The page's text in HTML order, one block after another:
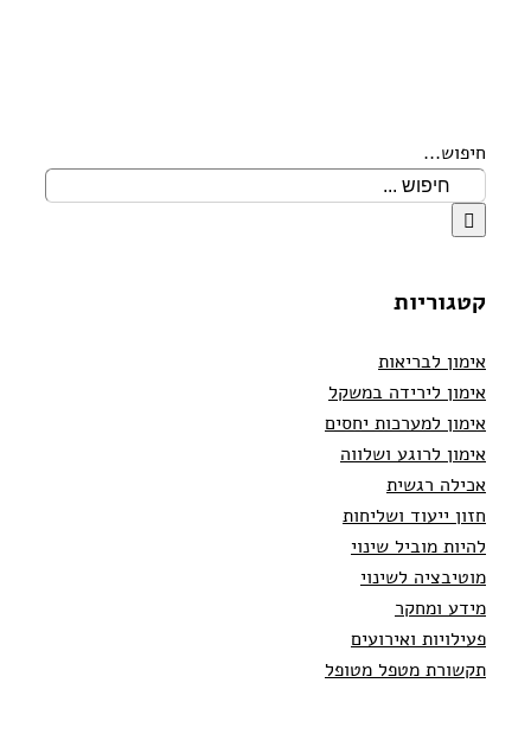
חיפוש...
קטגוריות
אימון לבריאות
אימון לירידה במשקל
אימון למערכות יחסים
אימון לרוגע ושלווה
אכילה רגשית
חזון ייעוד ושליחות
להיות מוביל שינוי
מוטיבציה לשינוי
מידע ומחקר
פעילויות ואירועים
תקשורת מטפל מטופל